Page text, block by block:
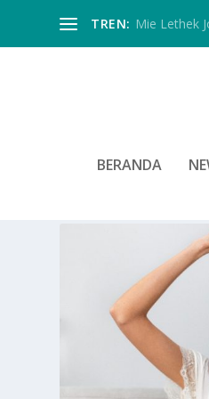
TREN: Mie Lethek
BERANDA